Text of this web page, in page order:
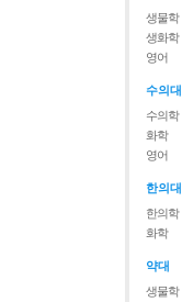
생물학
생화학
영어
수의대
수의학
화학
영어
한의대
한의학
화학
약대
생물학